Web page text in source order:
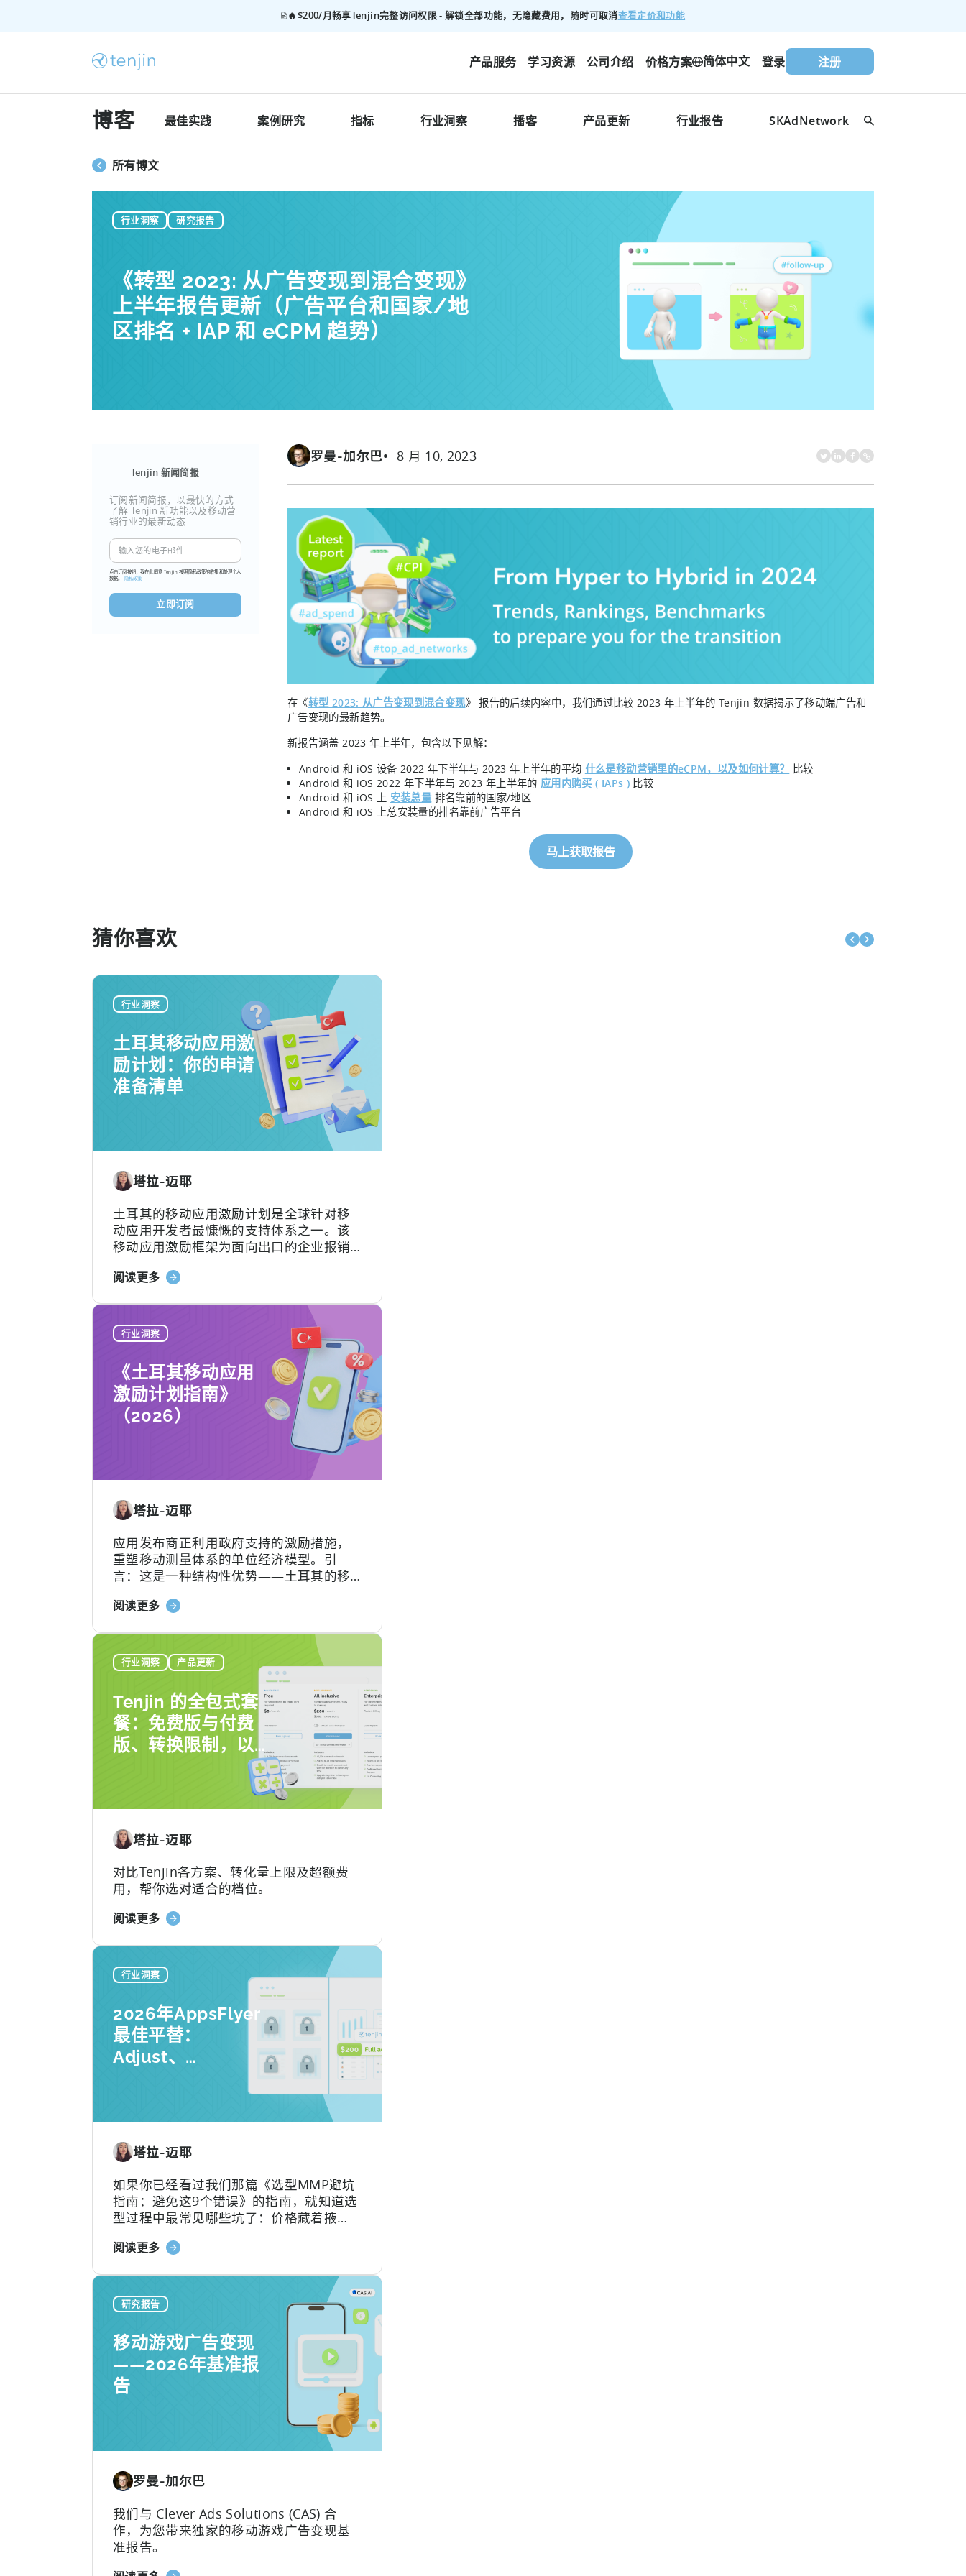
🔥$200/月畅享Tenjin完整访问权限 - 解锁全部功能，无隐藏费用，随时可取消查看定价和功能
产品服务 学习资源 公司介绍 价格方案 简体中文 登录 注册
博客 最佳实践 案例研究 指标 行业洞察 播客 产品更新 行业报告 SKAdNetwork
所有博文
行业洞察 研究报告
《转型 2023: 从广告变现到混合变现》
上半年报告更新（广告平台和国家/地
区排名 + IAP 和 eCPM 趋势）
Tenjin 新闻简报
订阅新闻简报，以最快的方式
了解 Tenjin 新功能以及移动营
销行业的最新动态
点击订阅按钮，我在此同意 Tenjin 按照隐私政策的收集和处理个人
数据。 隐私政策
罗曼-加尔巴 8 月 10, 2023
在《转型 2023: 从广告变现到混合变现》 报告的后续内容中，我们通过比较 2023 年上半年的 Tenjin 数据揭示了移动端广告和
广告变现的最新趋势。
新报告涵盖 2023 年上半年，包含以下见解：
Android 和 iOS 设备 2022 年下半年与 2023 年上半年的平均 什么是移动营销里的eCPM，以及如何计算？
比较
Android 和 iOS 2022 年下半年与 2023 年上半年的 应用内购买 ( IAPs ) 比较
Android 和 iOS 上 安装总量排名靠前的国家/地区
Android 和 iOS 上总安装量的排名靠前广告平台
马上获取报告
猜你喜欢
行业洞察
土耳其移动应用激
励计划：你的申请
准备清单
塔拉-迈耶
土耳其的移动应用激励计划是全球针对移
动应用开发者最慷慨的支持体系之一。该
移动应用激励框架为面向出口的企业报销
费用及市场准入费用，具体支持力度和上
阅读更多关
耳
其
移
动
应
用
划：
您
的
申
请
检
查
清
行业洞察
《土耳其移动应用
激励计划指南》
（2026）
塔拉-迈耶
应用发布商正利用政府支持的激励措施，
重塑移动测量体系的单位经济模型。引
言：这是一种结构性优势——土耳其的移
者可利用的最重要且不稀释股权的融资框
善、资金充裕的政府体系，可报销50–70%
的...
阅读更多关
耳
其
移
动
应
用
划
南
（2026）》
行业洞察 产品更新
Tenjin 的全包式套
餐：免费版与付费
版、转换限制，以
及您真正需要的是
塔拉-迈耶
对比Tenjin各方案、转化量上限及超额费
用，帮你选对适合的档位。
阅读更多关
的
全
包
套
餐：
免
付
版、
转
换
限
制，
以
您
真
正
需
要
的
行业洞察
2026年AppsFlyer
最佳平替：
Adjust、
塔拉-迈耶
如果你已经看过我们那篇《选型MMP避坑
指南：避免这9个错误》的指南，就知道选
型过程中最常见哪些坑了：价格藏着掖
分三六九等、平台默认你有技术团队等
阅读更多关
年
最
佳
AppsFlyer
替
Singular
与
Tenjin
对
比
研究报告
移动游戏广告变现
——2026年基准报
告
罗曼-加尔巴
我们与 Clever Ads Solutions (CAS) 合
作，为您带来独家的移动游戏广告变现基
准报告。